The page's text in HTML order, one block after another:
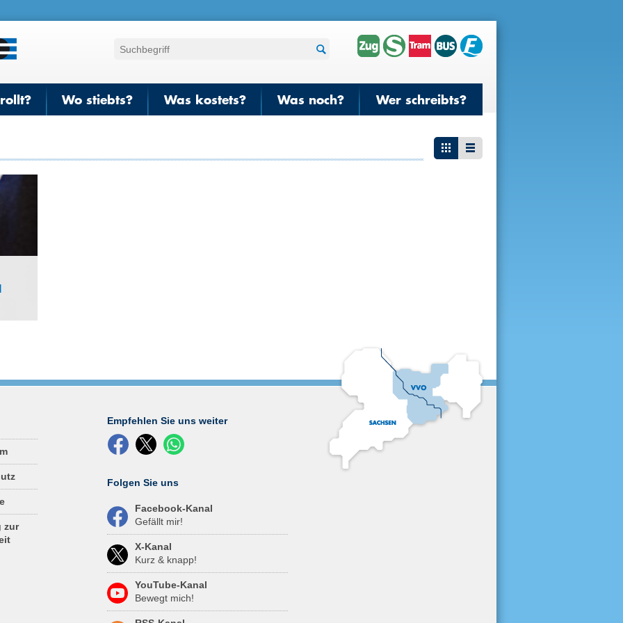
Wo stiebts? Was kostets? Was noch? Wer schreibts?
zur
Empfehlen Sie uns weiter
Folgen Sie uns
Facebook-Kanal
Gefällt mir!
X-Kanal
Kurz & knapp!
YouTube-Kanal
Bewegt mich!